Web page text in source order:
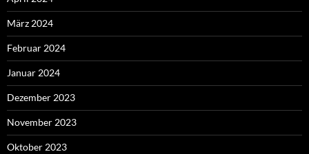
März 2024
Februar 2024
Januar 2024
Dezember 2023
November 2023
Oktober 2023